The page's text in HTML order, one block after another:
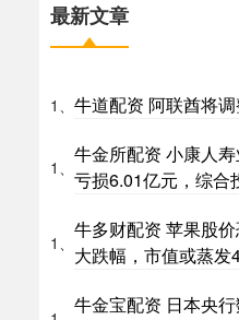
最新文章
1、 牛道配资 阿联酋将
1、
牛金所配资 小康人
亏损6.01亿元，综合
1、
牛多财配资 苹果股
大跌幅，市值或蒸发
牛金宝配资 日本央